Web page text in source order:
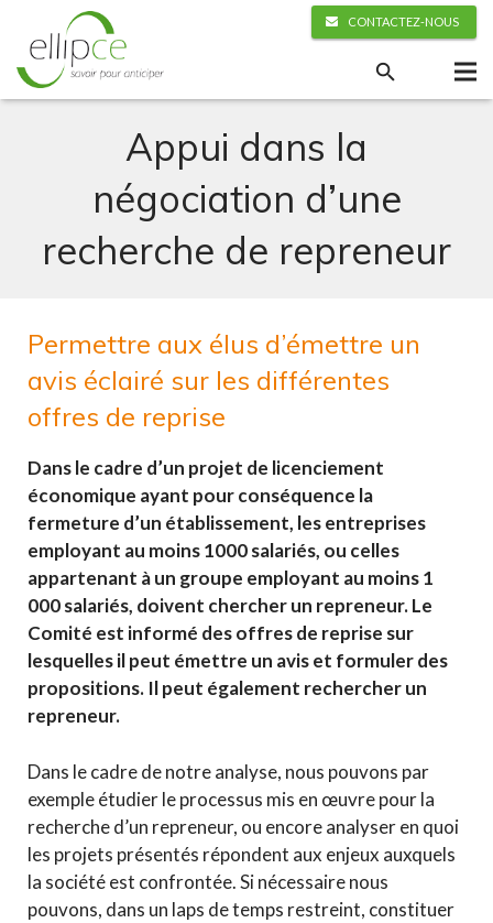
CONTACTEZ-NOUS
Appui dans la
négociation d’une
recherche de repreneur
Permettre aux élus d’émettre un
avis éclairé sur les différentes
offres de reprise
Dans le cadre d’un projet de licenciement
économique ayant pour conséquence la
fermeture d’un établissement, les entreprises
employant au moins 1000 salariés, ou celles
appartenant à un groupe employant au moins 1
000 salariés, doivent chercher un repreneur. Le
Comité est informé des offres de reprise sur
lesquelles il peut émettre un avis et formuler des
propositions. Il peut également rechercher un
repreneur.
Dans le cadre de notre analyse, nous pouvons par
exemple étudier le processus mis en œuvre pour la
recherche d’un repreneur, ou encore analyser en quoi
les projets présentés répondent aux enjeux auxquels
la société est confrontée. Si nécessaire nous
pouvons, dans un laps de temps restreint, constituer